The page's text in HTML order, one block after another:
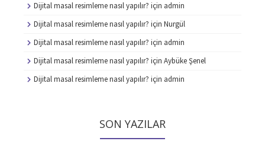
Dijital masal resimleme nasıl yapılır? için admin
Dijital masal resimleme nasıl yapılır? için Nurgül
Dijital masal resimleme nasıl yapılır? için admin
Dijital masal resimleme nasıl yapılır? için Aybüke Şenel
Dijital masal resimleme nasıl yapılır? için admin
SON YAZILAR